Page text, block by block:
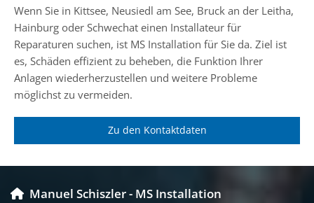
Wenn Sie in Kittsee, Neusiedl am See, Bruck an der Leitha,
Hainburg oder Schwechat einen Installateur für
Reparaturen suchen, ist MS Installation für Sie da. Ziel ist
es, Schäden effizient zu beheben, die Funktion Ihrer
Anlagen wiederherzustellen und weitere Probleme
möglichst zu vermeiden.
Zu den Kontaktdaten
 Manuel Schiszler - MS Installation